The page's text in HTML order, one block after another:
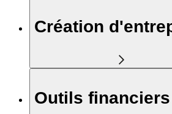
Création
Outils financiers